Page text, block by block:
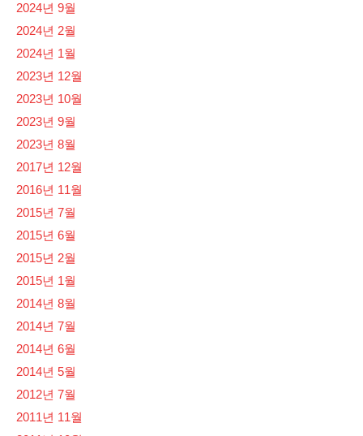
2024년 9월
2024년 2월
2024년 1월
2023년 12월
2023년 10월
2023년 9월
2023년 8월
2017년 12월
2016년 11월
2015년 7월
2015년 6월
2015년 2월
2015년 1월
2014년 8월
2014년 7월
2014년 6월
2014년 5월
2012년 7월
2011년 11월